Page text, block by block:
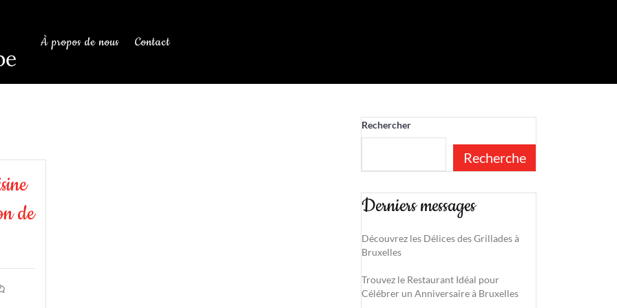
À propos de nous Contact
de
Rechercher
Recherche
Derniers messages
Découvrez les Délices des Grillades à
Bruxelles
Trouvez le Restaurant Idéal pour
Célébrer un Anniversaire à Bruxelles